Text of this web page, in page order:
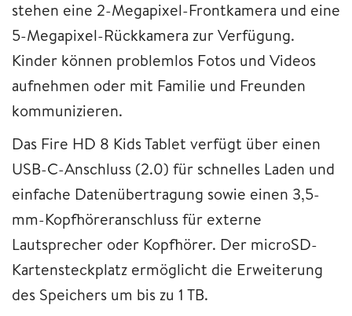
stehen eine 2-Megapixel-Frontkamera und eine
5-Megapixel-Rückkamera zur Verfügung.
Kinder können problemlos Fotos und Videos
aufnehmen oder mit Familie und Freunden
kommunizieren.
Das Fire HD 8 Kids Tablet verfügt über einen
USB-C-Anschluss (2.0) für schnelles Laden und
einfache Datenübertragung sowie einen 3,5-
mm-Kopfhöreranschluss für externe
Lautsprecher oder Kopfhörer. Der microSD-
Kartensteckplatz ermöglicht die Erweiterung
des Speichers um bis zu 1 TB.